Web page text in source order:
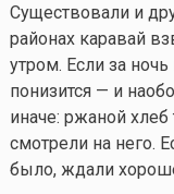
Существовали и
районах каравай
утром. Если за ночь
понизится — и
иначе: ржаной
смотрели на него.
было, ждали